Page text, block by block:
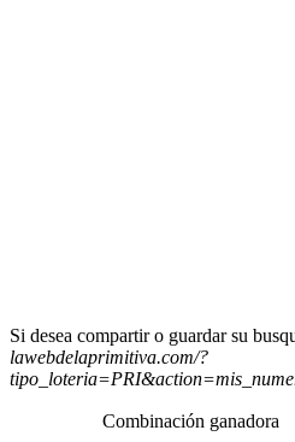
Si desea compartir o guardar su
lawebdelaprimitiva.com/?
Combinación ganadora